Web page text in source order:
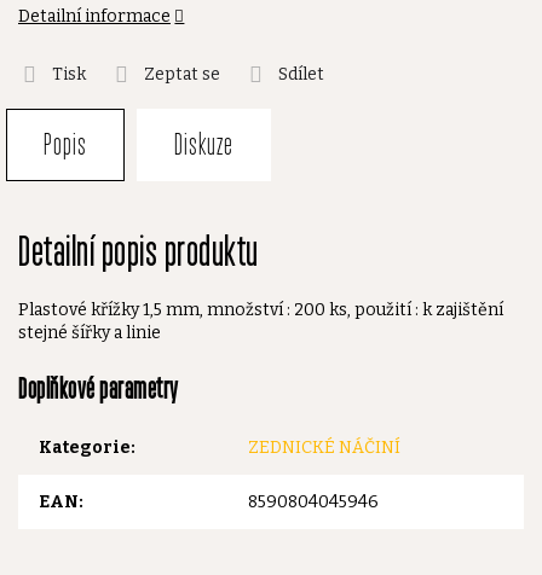
Detailní informace
Tisk Zeptat se Sdílet
Popis Diskuze
Detailní popis produktu
Plastové křížky 1,5 mm, množství : 200 ks, použití : k zajištění
stejné šířky a linie
Doplňkové parametry
Kategorie: ZEDNICKÉ NÁČINÍ
EAN: 8590804045946